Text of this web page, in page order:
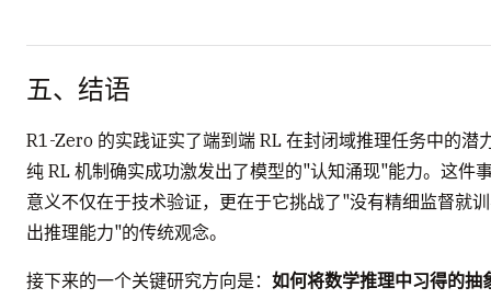
五、结语
R1-Zero 的实践证实了端到端 RL 在封闭域推理任务中的潜
纯 RL 机制确实成功激发出了模型的"认知涌现"能力。这件
意义不仅在于技术验证，更在于它挑战了"没有精细监督就
出推理能力"的传统观念。
接下来的一个关键研究方向是： 如何将数学推理中习得的抽